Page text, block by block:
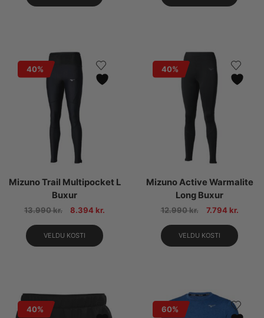
40%
Mizuno Trail Multipocket L
Buxur
13.990kr. 8.394 kr.
VELDU KOSTI
40%
Mizuno Active Warmalite
Long Buxur
12.990kr. 7.794 kr.
VELDU KOSTI
40% 60%